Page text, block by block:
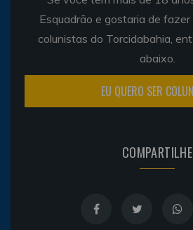
Esquadrão e gostaria de
colunistas do Torcidabahia,
abaixo.
EU QUERO SER
COMPARTILHE